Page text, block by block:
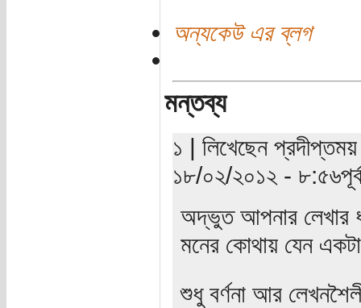
অন্যকেউ এর ব্লগ
মন্তব্য
১ | লিখেছেন প্রদীপ্তময়
১৮/০২/২০১২ -
অদ্ভুত আপনার লেখার
মনের কোথায় যেন
শুধু বর্ণনা আর